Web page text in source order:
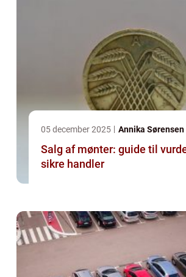
05 december 2025 Annika Sørensen
Salg af mønter: guide til
sikre handler